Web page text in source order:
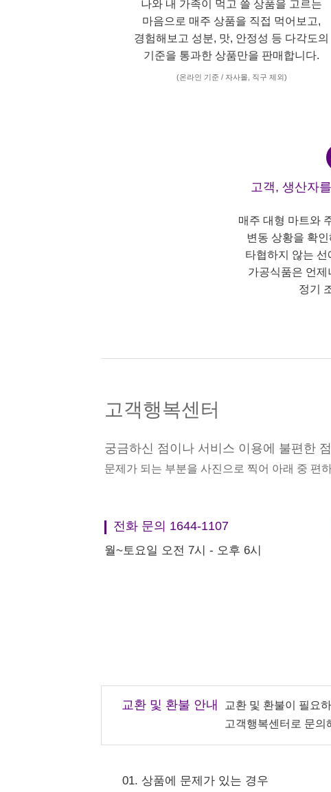
나와 내 가족이 먹고 쓸 상품을 고르는
마음으로 매주 상품을 직접 먹어보고,
경험해보고 성분, 맛, 안정성 등 다각도의
기준을 통과한 상품만을 판매합니다.
(온라인 기준 / 자사몰, 직구 제외)
고객, 생산자
매주 대형 마트와
변동 상황을 확
타협하지 않는
가공식품은 언제
정기
고객행복센터
궁금하신 점이나 서비스 이용에 불편한
문제가 되는 부분을 사진으로 찍어 아래 중 편
전화 문의 1644-1107
월~토요일 오전 7시 - 오후 6시
교환 및 환불 안내
교환 및 환불이 필요
고객행복센터로 문의
01. 상품에 문제가 있는 경우